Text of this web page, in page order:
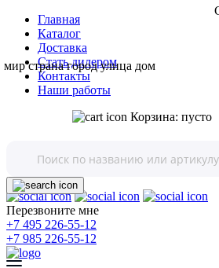
Главная
Каталог
Доставка
Стать дилером
Контакты
Наши работы
Корзина: пусто
Перезвоните мне
+7 495 226-55-12
+7 985 226-55-12
мир страна город улица дом